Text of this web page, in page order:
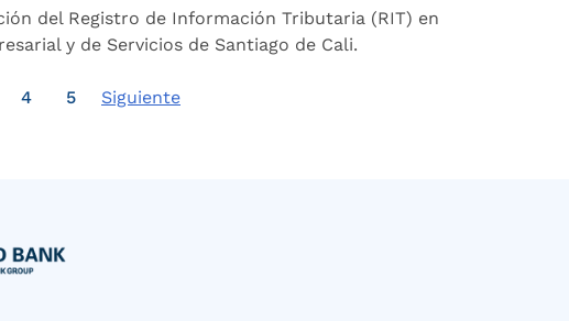
del Registro de Información Tributaria (RIT) en
y de Servicios de Santiago de Cali.
4 5 Siguiente